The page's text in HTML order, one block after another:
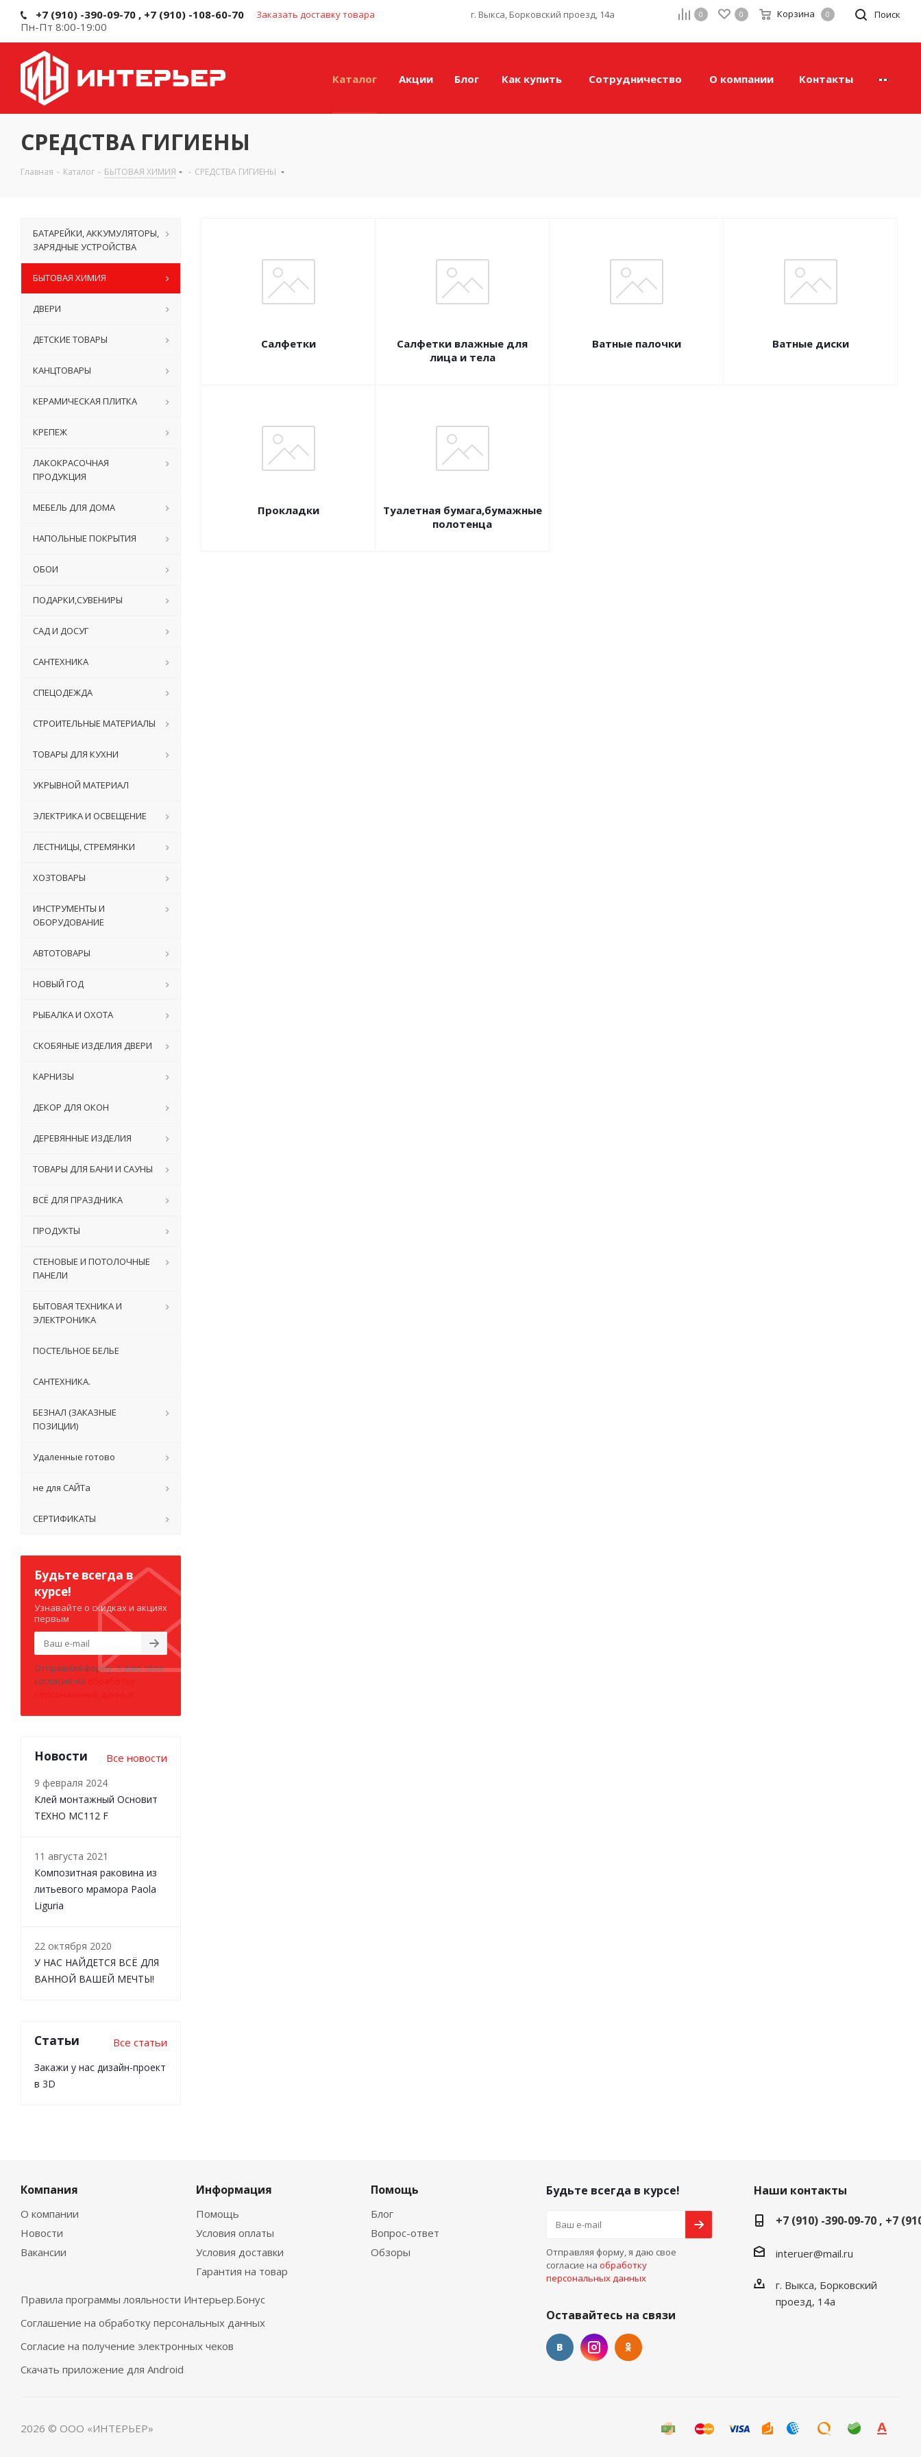
+7 (910) -390-09-70 , +7 (910) -108-60-70 Заказать доставку товара
Пн-Пт 8:00-19:00
г. Выкса, Борковский проезд, 14а Поиск
0 0 Корзина 0
Каталог Акции Блог Как купить Сотрудничество О компании Контакты
СРЕДСТВА ГИГИЕНЫ
Главная - Каталог - БЫТОВАЯ ХИМИЯ - СРЕДСТВА ГИГИЕНЫ
Салфетки
Салфетки влажные для
лица и тела
Ватные палочки Ватные диски
Прокладки
Туалетная бумага,бумажные
полотенца
БАТАРЕЙКИ, АККУМУЛЯТОРЫ,
ЗАРЯДНЫЕ УСТРОЙСТВА
БЫТОВАЯ ХИМИЯ
ДВЕРИ
ДЕТСКИЕ ТОВАРЫ
КАНЦТОВАРЫ
КЕРАМИЧЕСКАЯ ПЛИТКА
КРЕПЕЖ
ЛАКОКРАСОЧНАЯ
ПРОДУКЦИЯ
МЕБЕЛЬ ДЛЯ ДОМА
НАПОЛЬНЫЕ ПОКРЫТИЯ
ОБОИ
ПОДАРКИ,СУВЕНИРЫ
САД И ДОСУГ
САНТЕХНИКА
СПЕЦОДЕЖДА
СТРОИТЕЛЬНЫЕ МАТЕРИАЛЫ
ТОВАРЫ ДЛЯ КУХНИ
УКРЫВНОЙ МАТЕРИАЛ
ЭЛЕКТРИКА И ОСВЕЩЕНИЕ
ЛЕСТНИЦЫ, СТРЕМЯНКИ
ХОЗТОВАРЫ
ИНСТРУМЕНТЫ И
ОБОРУДОВАНИЕ
АВТОТОВАРЫ
НОВЫЙ ГОД
РЫБАЛКА И ОХОТА
СКОБЯНЫЕ ИЗДЕЛИЯ ДВЕРИ
КАРНИЗЫ
ДЕКОР ДЛЯ ОКОН
ДЕРЕВЯННЫЕ ИЗДЕЛИЯ
ТОВАРЫ ДЛЯ БАНИ И САУНЫ
ВСЁ ДЛЯ ПРАЗДНИКА
ПРОДУКТЫ
СТЕНОВЫЕ И ПОТОЛОЧНЫЕ
ПАНЕЛИ
БЫТОВАЯ ТЕХНИКА И
ЭЛЕКТРОНИКА
ПОСТЕЛЬНОЕ БЕЛЬЕ
САНТЕХНИКА.
БЕЗНАЛ (ЗАКАЗНЫЕ
ПОЗИЦИИ)
Удаленные готово
не для САЙТа
СЕРТИФИКАТЫ
Будьте всегда в
курсе!
Узнавайте о скидках и акциях
первым
Отправляя форму, я даю свое
согласие на
Новости Все новости
9 февраля 2024
Клей монтажный Основит
ТЕХНО MC112 F
11 августа 2021
Композитная раковина из
литьевого мрамора Paola
Liguria
22 октября 2020
У НАС НАЙДЕТСЯ ВСЁ ДЛЯ
ВАННОЙ ВАШЕЙ МЕЧТЫ!
Статьи Все статьи
Закажи у нас дизайн-проект
в 3D
Компания
О компании
Новости
Вакансии
Информация
Помощь
Условия оплаты
Условия доставки
Гарантия на товар
Помощь
Блог
Вопрос-ответ
Обзоры
Правила программы лояльности Интерьер.Бонус
Соглашение на обработку персональных данных
Согласие на получение электронных чеков
Скачать приложение для Android
Будьте всегда в курсе!
Отправляя форму, я даю свое
согласие на обработку
персональных данных
Оставайтесь на связи
Наши контакты
+7 (910) -390-09-70 , +7
interuer@mail.ru
г. Выкса, Борковский
проезд, 14а
2026 © ООО «ИНТЕРЬЕР»